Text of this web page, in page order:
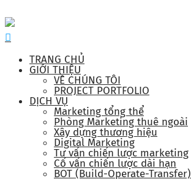
TRANG CHỦ
GIỚI THIỆU
VỀ CHÚNG TÔI
PROJECT PORTFOLIO
DỊCH VỤ
Marketing tổng thể
Phòng Marketing thuê ngoài
Xây dựng thương hiệu
Digital Marketing
Tư vấn chiến lược marketing
Cố vấn chiến lược dài hạn
BOT (Build-Operate-Transfer)